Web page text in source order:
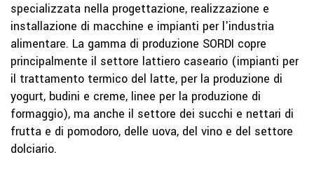
specializzata nella progettazione, realizzazione e
installazione di macchine e impianti per l'industria
alimentare. La gamma di produzione SORDI copre
principalmente il settore lattiero caseario (impianti per
il trattamento termico del latte, per la produzione di
yogurt, budini e creme, linee per la produzione di
formaggio), ma anche il settore dei succhi e nettari di
frutta e di pomodoro, delle uova, del vino e del settore
dolciario.